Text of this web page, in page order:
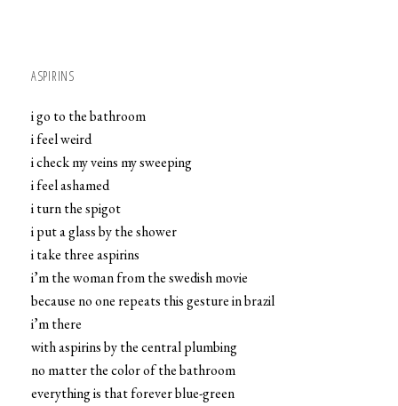
ASPIRINS
i go to the bathroom
i feel weird
i check my veins my sweeping
i feel ashamed
i turn the spigot
i put a glass by the shower
i take three aspirins
i’m the woman from the swedish movie
because no one repeats this gesture in brazil
i’m there
with aspirins by the central plumbing
no matter the color of the bathroom
everything is that forever blue-green